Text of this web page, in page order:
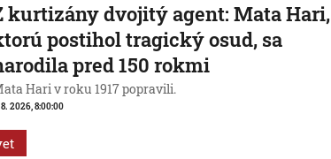
kurtizány dvojitý agent: Mata Hari,
postihol tragický osud, sa
pred 150 rokmi
Hari v roku 1917 popravili.
8. 2026, 8:00:00